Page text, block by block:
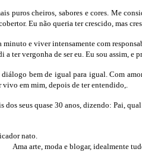
puros cheiros, sabores e cores. Me
Eu não queria ter crescido, mas
e viver intensamente com
ter vergonha de ser eu. Eu sou assim, e
bem de igual para igual. Com
em mim, depois de ter entendido,.
dos seus quase 30 anos, dizendo: Pai,
nato.
idealmente tudo ao